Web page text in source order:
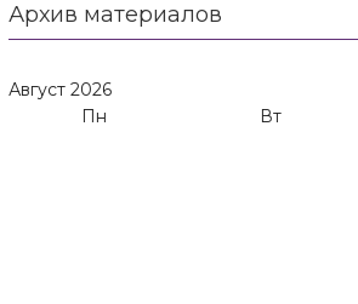
Архив материалов
Август 2026
Пн
Вт